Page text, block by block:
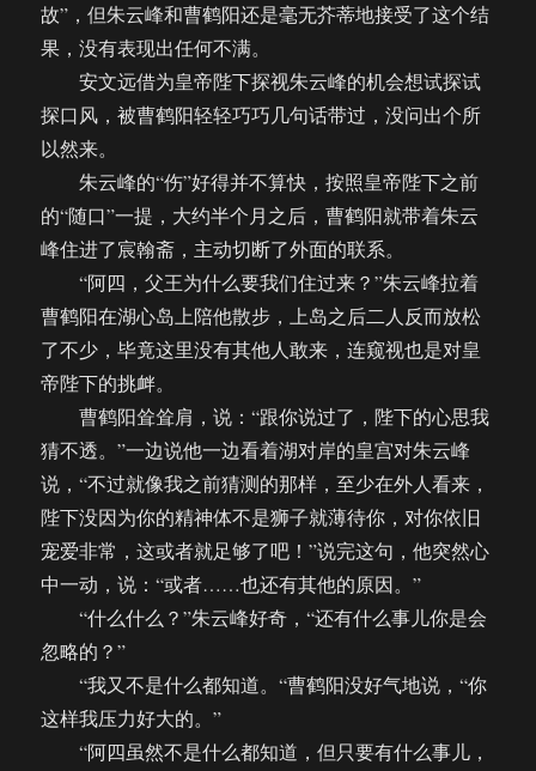
故”，但朱云峰和曹鹤阳还是毫无芥蒂地接受了这个结
果，没有表现出任何不满。
安文远借为皇帝陛下探视朱云峰的机会想试探试
探口风，被曹鹤阳轻轻巧巧几句话带过，没问出个所
以然来。
朱云峰的“伤”好得并不算快，按照皇帝陛下之前
的“随口”一提，大约半个月之后，曹鹤阳就带着朱云
峰住进了宸翰斋，主动切断了外面的联系。
“阿四，父王为什么要我们住过来？”朱云峰拉着
曹鹤阳在湖心岛上陪他散步，上岛之后二人反而放松
了不少，毕竟这里没有其他人敢来，连窥视也是对皇
帝陛下的挑衅。
曹鹤阳耸耸肩，说：“跟你说过了，陛下的心思我
猜不透。”一边说他一边看着湖对岸的皇宫对朱云峰
说，“不过就像我之前猜测的那样，至少在外人看来，
陛下没因为你的精神体不是狮子就薄待你，对你依旧
宠爱非常，这或者就足够了吧！”说完这句，他突然心
中一动，说：“或者……也还有其他的原因。”
“什么什么？”朱云峰好奇，“还有什么事儿你是会
忽略的？”
“我又不是什么都知道。“曹鹤阳没好气地说，“你
这样我压力好大的。”
“阿四虽然不是什么都知道，但只要有什么事儿，